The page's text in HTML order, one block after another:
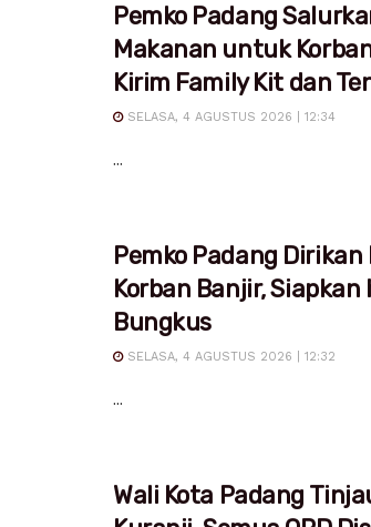
Pemko Padang
Makanan untuk
Kirim Family Kit dan
SELASA, 4 AGUSTUS 2026 | 12:34
...
Pemko Padang
Korban Banjir, Siapkan
Bungkus
SELASA, 4 AGUSTUS 2026 | 12:32
...
Wali Kota Padang